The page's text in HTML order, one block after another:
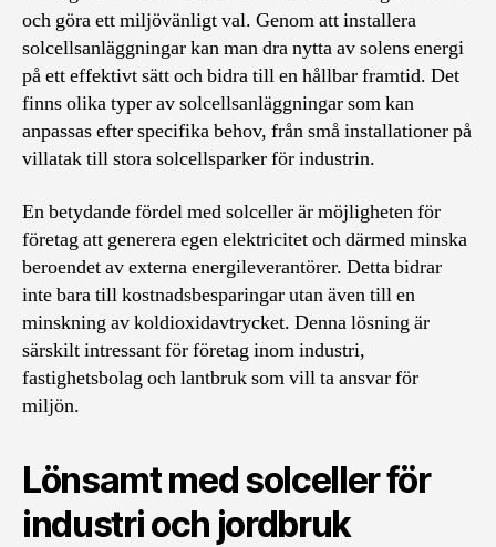
och göra ett miljövänligt val. Genom att installera
solcellsanläggningar kan man dra nytta av solens energi
på ett effektivt sätt och bidra till en hållbar framtid. Det
finns olika typer av solcellsanläggningar som kan
anpassas efter specifika behov, från små installationer på
villatak till stora solcellsparker för industrin.
En betydande fördel med solceller är möjligheten för
företag att generera egen elektricitet och därmed minska
beroendet av externa energileverantörer. Detta bidrar
inte bara till kostnadsbesparingar utan även till en
minskning av koldioxidavtrycket. Denna lösning är
särskilt intressant för företag inom industri,
fastighetsbolag och lantbruk som vill ta ansvar för
miljön.
Lönsamt med solceller för
industri och jordbruk